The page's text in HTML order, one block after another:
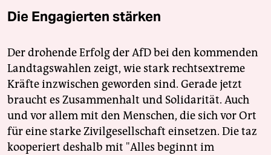
Die Engagierten stärken
Der drohende Erfolg der AfD bei den kommenden
Landtagswahlen zeigt, wie stark rechtsextreme
Kräfte inzwischen geworden sind. Gerade jetzt
braucht es Zusammenhalt und Solidarität. Auch
und vor allem mit den Menschen, die sich vor Ort
für eine starke Zivilgesellschaft einsetzen. Die taz
kooperiert deshalb mit "Alles beginnt im